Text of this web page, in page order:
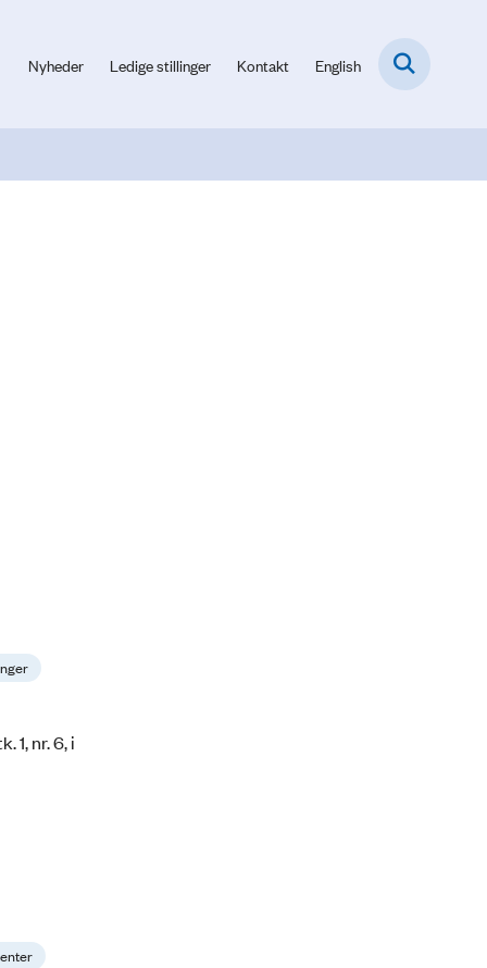
Nyheder Ledige stillinger Kontakt English
1, nr. 6, i